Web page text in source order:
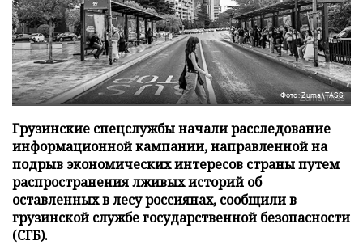
Фото: Zuma\TASS
Грузинские спецслужбы начали расследование
информационной кампании, направленной на
подрыв экономических интересов страны путем
распространения лживых историй об
оставленных в лесу россиянах, сообщили в
грузинской службе государственной безопасности
(СГБ).